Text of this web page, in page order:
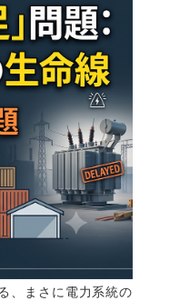
、まさに電力系統の